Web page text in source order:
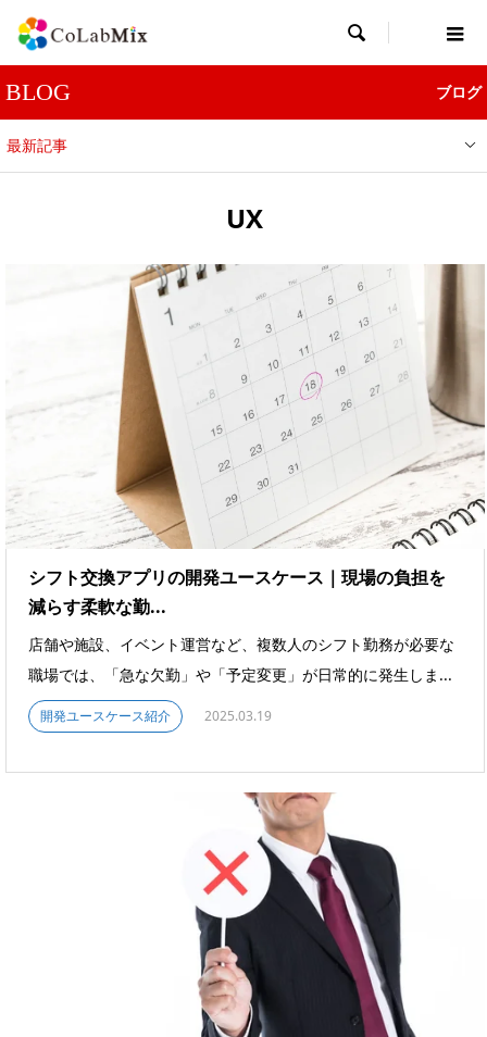

BLOG ブログ
最新記事
UX
シフト交換アプリの開発ユースケース｜現場の負担を
減らす柔軟な勤...
店舗や施設、イベント運営など、複数人のシフト勤務が必要な
職場では、「急な欠勤」や「予定変更」が日常的に発生しま...
開発ユースケース紹介 2025.03.19